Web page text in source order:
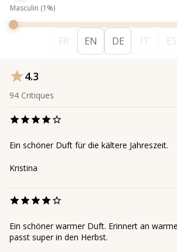
Masculin (1 %)
FR EN DE IT ES
4.3
94 Critiques
Ein schöner Duft für die kältere Jahreszeit.
Kristina
Ein schöner warmer Duft. Erinnert an
passt super in den Herbst.